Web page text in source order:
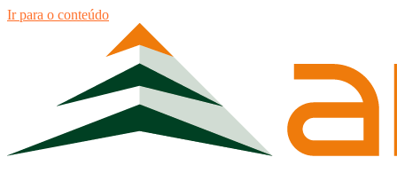
Ir para o conteúdo